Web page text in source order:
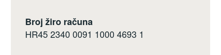
Broj žiro računa
HR45 2340 0091 1000 4693 1